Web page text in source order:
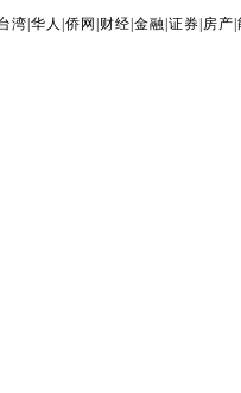
湾 华人 侨网 财经 金融 证券 房产